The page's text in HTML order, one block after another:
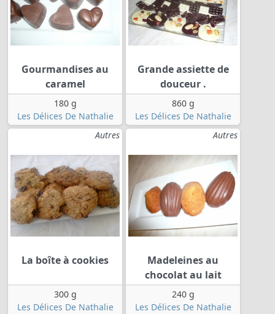
Gourmandises au
caramel
180 g
Les Délices De Nathalie
Grande assiette de
douceur .
860 g
Les Délices De Nathalie
Autres
La boîte à cookies
300 g
Les Délices De Nathalie
Autres
Madeleines au
chocolat au lait
240 g
Les Délices De Nathalie